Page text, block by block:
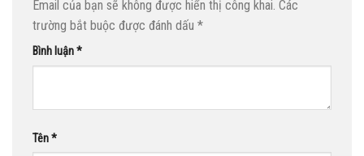
Email của bạn sẽ không được hiển thị công khai. Các
trường bắt buộc được đánh dấu *
Bình luận*
Tên*